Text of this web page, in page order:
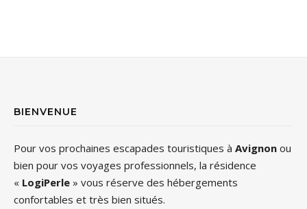
BIENVENUE
Pour vos prochaines escapades touristiques à Avignon ou
bien pour vos voyages professionnels, la résidence
« LogiPerle » vous réserve des hébergements
confortables et très bien situés.